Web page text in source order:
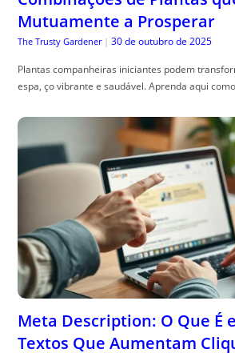
Mutuamente a Prosperar
The Trusty Gardener | 30 de outubro de 2025
Plantas companheiras iniciantes podem
espa, ço vibrante e saudável. Aprenda aqui
Meta Description: O Que É
Textos Que Aumentam